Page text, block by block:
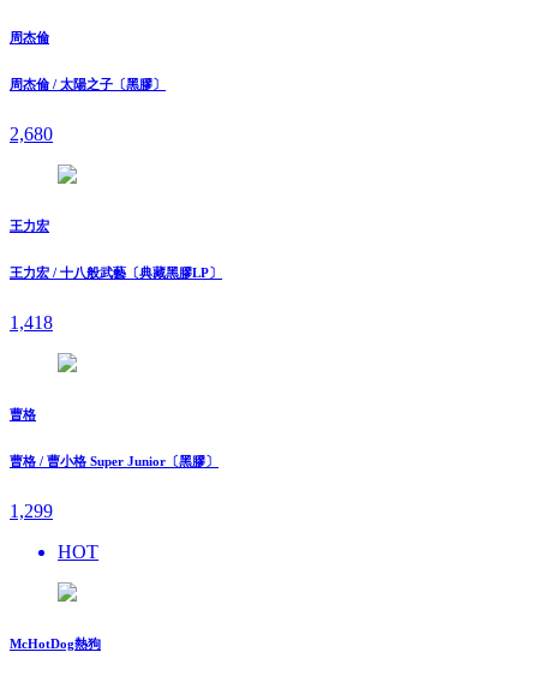
周杰倫
周杰倫 / 太陽之子〔黑膠〕
2,680
王力宏
王力宏 / 十八般武藝〔典藏黑膠LP〕
1,418
曹格
曹格 / 曹小格 Super Junior〔黑膠〕
1,299
HOT
McHotDog熱狗